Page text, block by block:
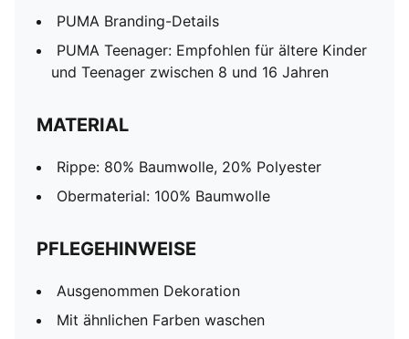
PUMA Branding-Details
PUMA Teenager: Empfohlen für ältere Kinder
und Teenager zwischen 8 und 16 Jahren
MATERIAL
Rippe: 80% Baumwolle, 20% Polyester
Obermaterial: 100% Baumwolle
PFLEGEHINWEISE
Ausgenommen Dekoration
Mit ähnlichen Farben waschen